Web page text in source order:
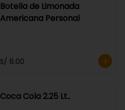
Botella de Limonada
Americana Personal
S/ 6.00
Coca Cola 2.25 Lt..